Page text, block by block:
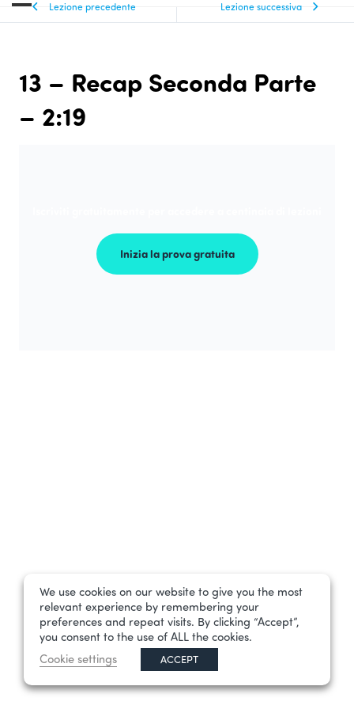
Lezione precedente Lezione successiva
13 – Recap Seconda Parte
– 2:19
Inizia la prova gratuita
We use cookies on our website to give you the most
relevant experience by remembering your
preferences and repeat visits. By clicking “Accept”,
you consent to the use of ALL the cookies.
Cookie settings
ACCEPT